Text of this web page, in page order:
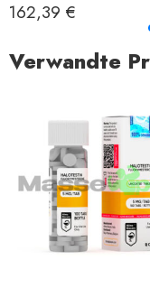
Bewertet mit
5.00von 5
162,39 €
Verwandte